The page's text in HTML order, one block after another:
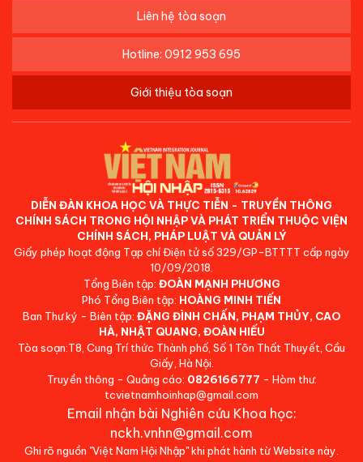
Liên hệ tòa soạn
Hotline: 0912 953 695
Giới thiệu tòa soạn
DIỄN ĐÀN KHOA HỌC VÀ THỰC TIỄN - TRUYỀN THÔNG
CHÍNH SÁCH TRONG HỘI NHẬP VÀ PHÁT TRIỂN THUỘC VIỆN
CHÍNH SÁCH, PHÁP LUẬT VÀ QUẢN LÝ
Giấy phép hoạt động Tạp chí Điện tử số 329/GP-BTTTT cấp ngày
10/09/2018.
Tổng Biên tập: ĐOÀN MẠNH PHƯƠNG
Phó Tổng Biên tập: HOÀNG MINH TIẾN
Ban Thư ký - Biên tập: ĐẶNG ĐÌNH CHẤN, PHẠM THỦY, CAO
HÀ, NHẬT QUANG, ĐOÀN HIẾU
Tòa soạn:T8, Cung Trí thức Thành phố, Số 1 Tôn Thất Thuyết, Cầu
Giấy, Hà Nội.
Truyền thông - Quảng cáo: 0826166777 - Hòm thư:
tcvietnamhoinhap@gmail.com
Email nhận bài Nghiên cứu Khoa học:
nckh.vnhn@gmail.com
Ghi rõ nguồn "Việt Nam Hội Nhập" khi phát hành từ Website này.